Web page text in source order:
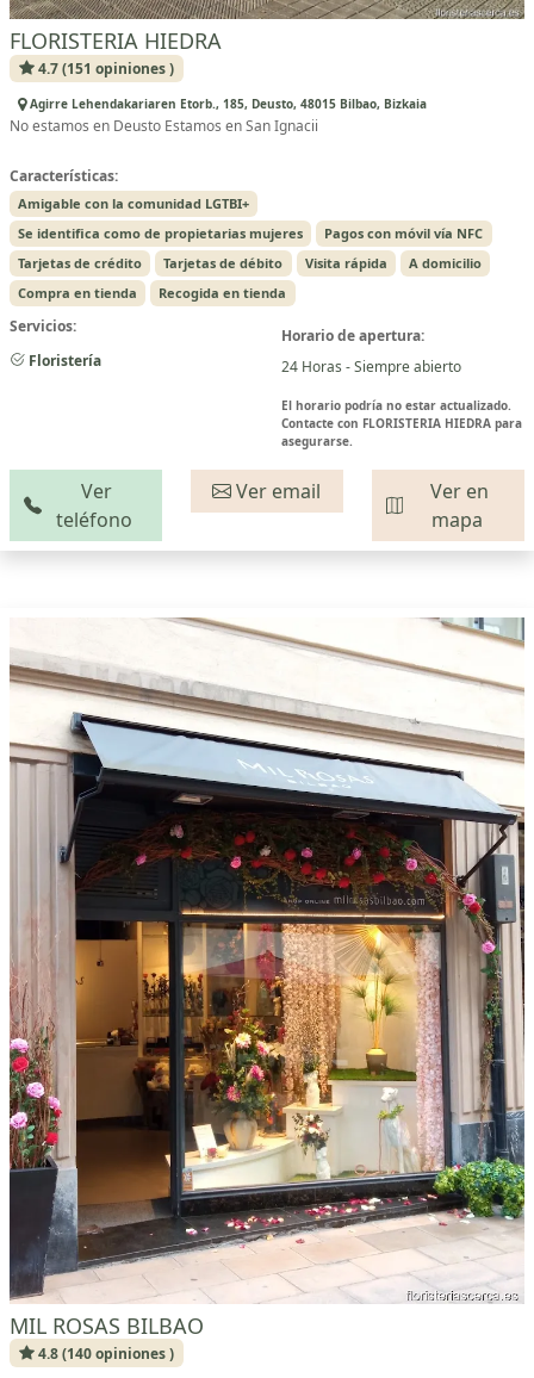
FLORISTERIA HIEDRA
4.7 (151 opiniones )
Agirre Lehendakariaren Etorb., 185, Deusto, 48015 Bilbao, Bizkaia
No estamos en Deusto Estamos en San Ignacii
Características:
Amigable con la comunidad LGTBI+
Se identifica como de propietarias mujeres
Pagos con móvil vía NFC
Tarjetas de crédito
Tarjetas de débito Visita rápida
A domicilio
Compra en tienda
Recogida en tienda
Servicios:
Floristería
Horario de apertura:
24 Horas - Siempre abierto
El horario podría no estar actualizado.
Contacte con FLORISTERIA HIEDRA para
asegurarse.
Ver
teléfono
Ver email
Ver en
mapa
MIL ROSAS BILBAO
4.8 (140 opiniones )